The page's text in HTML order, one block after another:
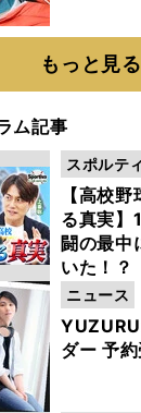
もっと見る
ム記事
【高校
る真実】
闘の最中
いた！？
スポルテ
動画
ダー 予約
ニュース